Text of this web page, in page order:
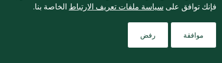
فإنك توافق على سياسة ملفات تعريف الارتباط الخاصة بنا.
موافقة رفض